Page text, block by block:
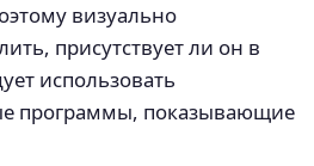
визуально
присутствует ли он в
использовать
программы, показывающие